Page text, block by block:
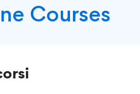
Courses